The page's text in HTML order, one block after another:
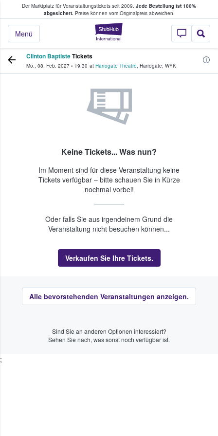
Der Marktplatz für Veranstaltungstickets seit 2009. Jede Bestellung ist 100%
abgesichert.Preise können vom Originalpreis abweichen.
StubHub - Wo
Menü
Tickets kaufen & verkaufen
Clinton BaptisteTickets
Mo., 08. Feb. 2027 • 19:30 at Harrogate Theatre, Harrogate, WYK
Keine Tickets... Was nun?
Im Moment sind für diese Veranstaltung keine
Tickets verfügbar – bitte schauen Sie in Kürze
nochmal vorbei!
Oder falls Sie aus irgendeinem Grund die
Veranstaltung nicht besuchen können...
Verkaufen Sie Ihre Tickets.
Alle bevorstehenden Veranstaltungen anzeigen.
Sind Sie an anderen Optionen interessiert?
Sehen Sie nach, was sonst noch verfügbar ist.
;